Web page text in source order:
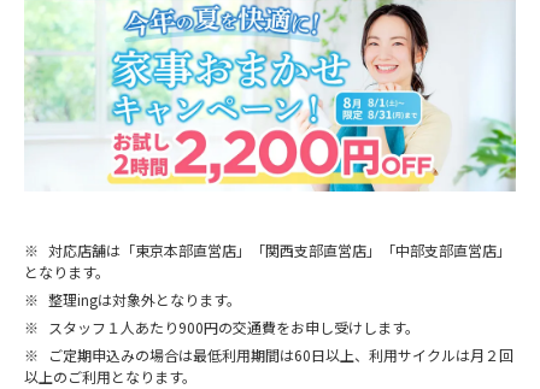
※ 対応店舗は「東京本部直営店」「関西支部直営店」「中部支部直営店」
となります。
※ 整理ingは対象外となります。
※
スタッフ１人あたり900円の交通費をお申し受けします。
※
ご定期申込みの場合は最低利用期間は60日以上、利用サイクルは月２回
以上のご利用となります。